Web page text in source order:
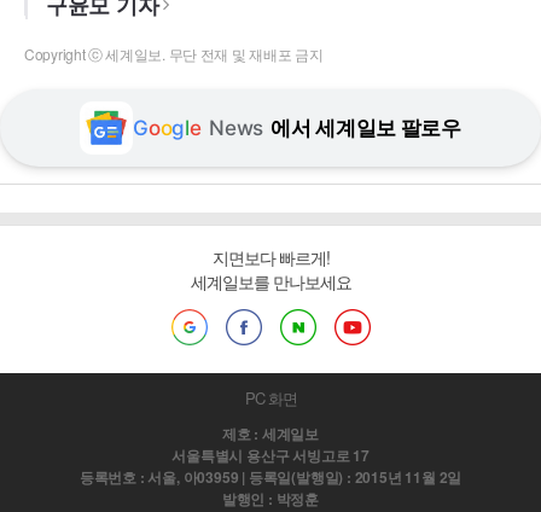
Copyright ⓒ 세계일보. 무단 전재 및 재배포 금지
Google News 에서 세계일보 팔로우
지면보다 빠르게!
세계일보를 만나보세요
PC 화면
제호 : 세계일보
서울특별시 용산구 서빙고로 17
등록번호 : 서울, 아03959 | 등록일(발행일) : 2015년 11월 2일
발행인 : 박정훈